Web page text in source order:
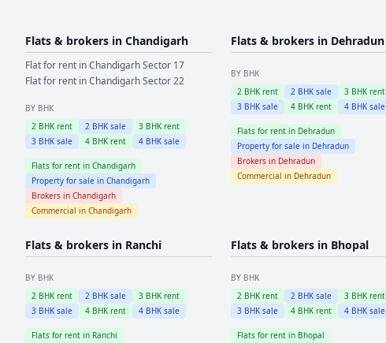
Flats & brokers in Chandigarh
Flat for rent inChandigarhSector 17
Flat for rent inChandigarhSector 22
BY BHK
2 BHK rent 2 BHK sale 3 BHK rent
3 BHK sale 4 BHK rent 4 BHK sale
Flats for rent in Chandigarh
Property for sale in Chandigarh
Brokers in Chandigarh
Commercial in Chandigarh
Flats & brokers in Dehradun
BY BHK
2BHK rent 2BHK sale 3BHK rent
3BHK sale 4BHK rent 4BHK sale
Flats for rent in Dehradun
Property for sale in Dehradun
Brokers in Dehradun
Commercial in Dehradun
Flats & brokers in Ranchi
BY BHK
2 BHK rent 2 BHK sale 3 BHK rent
3 BHK sale 4 BHK rent 4 BHK sale
Flats for rent in Ranchi
Flats & brokers in Bhopal
BY BHK
2BHK rent 2BHK sale 3BHK rent
3BHK sale 4BHK rent 4BHK sale
Flats for rent in Bhopal